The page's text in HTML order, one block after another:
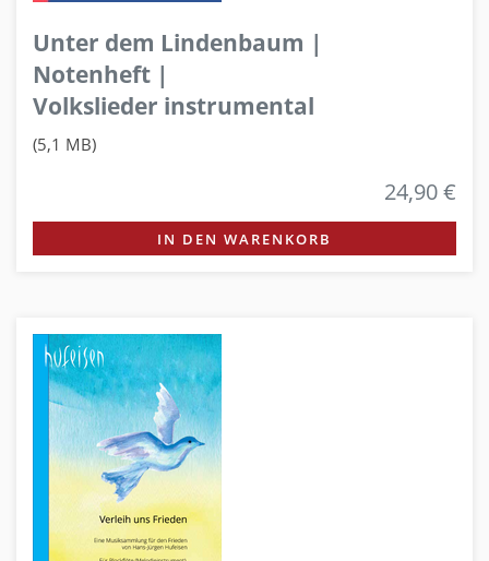
Unter dem Lindenbaum |
Notenheft |
Volkslieder instrumental
(5,1 MB)
24,90 €
IN DEN WARENKORB